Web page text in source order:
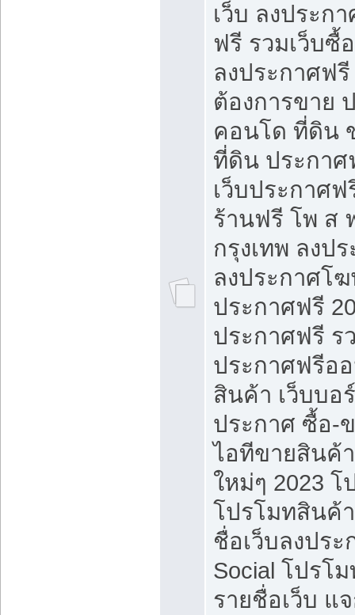
เว็บ ลงประก
ฟรี รวมเว็บซื้
ลงประกาศฟ
ต้องการขาย
คอนโด ที่ดิน
ที่ดิน ประกา
เว็บประกาศ
ร้านฟรี โพ ส
กรุงเทพ ลงป
ลงประกาศโ
ประกาศฟรี
ประกาศฟรี ร
ประกาศฟรีอ
สินค้า เว็บบอ
ประกาศ ซื้อ-
ไอทีขายสินค้
ใหม่ๆ 2023
โปรโมทสินค้
ชื่อเว็บลงปร
Social โปรโ
รายชื่อเว็บ แ